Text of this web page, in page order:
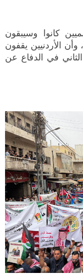
كانوا وسيبقون
الأردنيين يقفون
في الدفاع عن